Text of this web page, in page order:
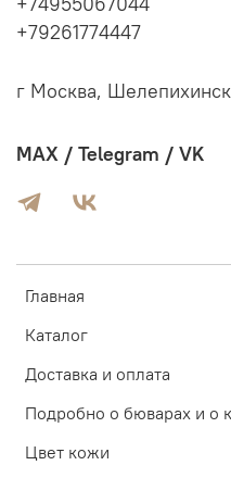
Главная
Каталог
Доставка и оплата
Подробно о бюварах и о
Цвет кожи
+79261774447
г Москва,
MAX / Telegram / VK